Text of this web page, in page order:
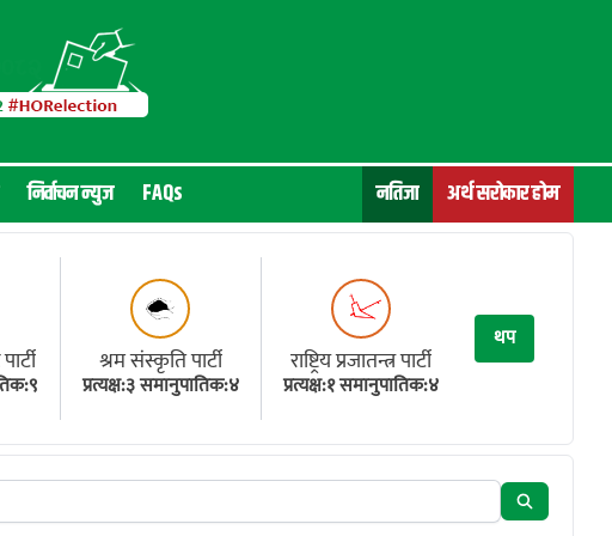
नतिजा अर्थ सरोकार होम
निर्वाचन न्युज FAQs
श्रम संस्कृति पार्टी
प्रत्यक्ष:३ समानुपातिक:४
राष्ट्रिय प्रजातन्त्र पार्टी
प्रत्यक्ष:१ समानुपातिक:४
थप